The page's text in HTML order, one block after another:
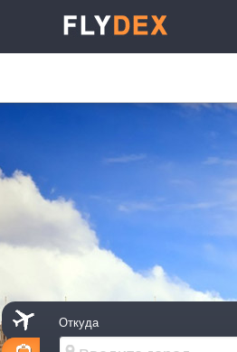
Откуда